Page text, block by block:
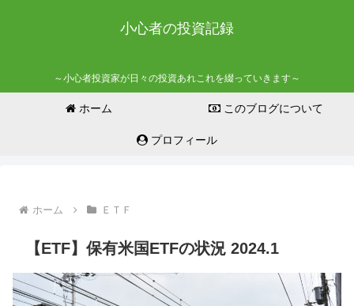
小心者の投資記録
～小心者投資家が日々の投資あれこれを綴っていきます～
ホーム このブログについて
プロフィール
ホーム ＥＴＦ
【ETF】保有米国ETFの状況 2024.1